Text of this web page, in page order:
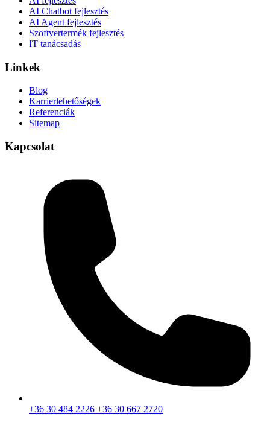
AI Chatbot fejlesztés
AI Agent fejlesztés
Szoftvertermék fejlesztés
IT tanácsadás
Linkek
Blog
Karrierlehetőségek
Referenciák
Sitemap
Kapcsolat
+36 30 484 2226 +36 30 667 2720